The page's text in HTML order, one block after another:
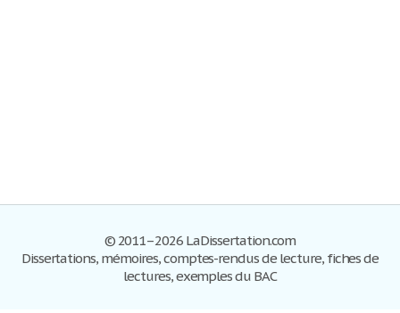
© 2011–2026 LaDissertation.com
Dissertations, mémoires, comptes-rendus de lecture, fiches de
lectures, exemples du BAC